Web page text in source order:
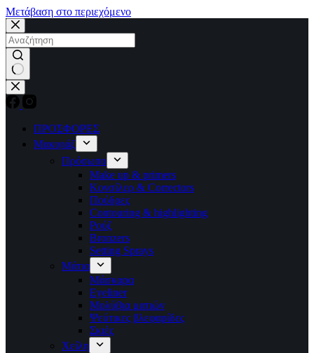
Μετάβαση στο περιεχόμενο
No
results
ΠΡΟΣΦΟΡΕΣ
Μακιγιάζ
Πρόσωπο
Make up & primers
Κονσίλερ & Correctors
Πούδρες
Contouring & highlighting
Ρούζ
Bronzers
Setting Sprays
Μάτια
Μάσκαρα
Eyeliner
Μολύβια ματιών
Ψεύτικες βλεφαρίδες
Σκιές
Χείλη